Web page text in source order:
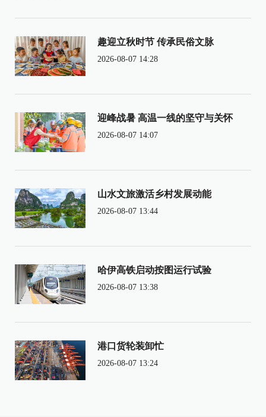
趣迎立秋时节 传承民俗文脉
2026-08-07 14:28
迎峰战暑 高温一线的坚守与关怀
2026-08-07 14:07
山水文旅激活乡村发展动能
2026-08-07 13:44
哈伊高铁启动按图运行试验
2026-08-07 13:38
港口货轮装卸忙
2026-08-07 13:24